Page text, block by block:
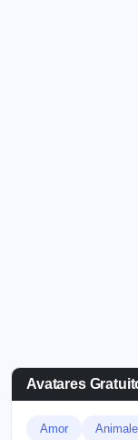
Avatares
Amor